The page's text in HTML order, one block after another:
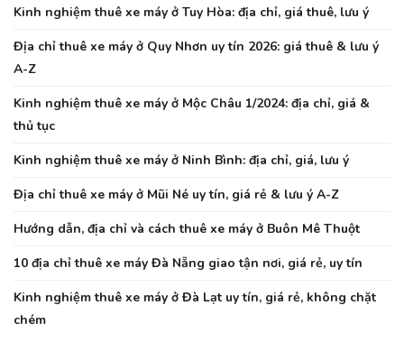
Kinh nghiệm thuê xe máy ở Tuy Hòa: địa chỉ, giá thuê, lưu ý
Địa chỉ thuê xe máy ở Quy Nhơn uy tín 2026: giá thuê & lưu ý
A-Z
Kinh nghiệm thuê xe máy ở Mộc Châu 1/2024: địa chỉ, giá &
thủ tục
Kinh nghiệm thuê xe máy ở Ninh Bình: địa chỉ, giá, lưu ý
Địa chỉ thuê xe máy ở Mũi Né uy tín, giá rẻ & lưu ý A-Z
Hướng dẫn, địa chỉ và cách thuê xe máy ở Buôn Mê Thuột
10 địa chỉ thuê xe máy Đà Nẵng giao tận nơi, giá rẻ, uy tín
Kinh nghiệm thuê xe máy ở Đà Lạt uy tín, giá rẻ, không chặt
chém